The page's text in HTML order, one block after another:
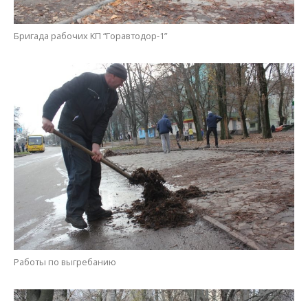
Работы по выгребанию
Уборка опавшей листвы по улице Шевченко